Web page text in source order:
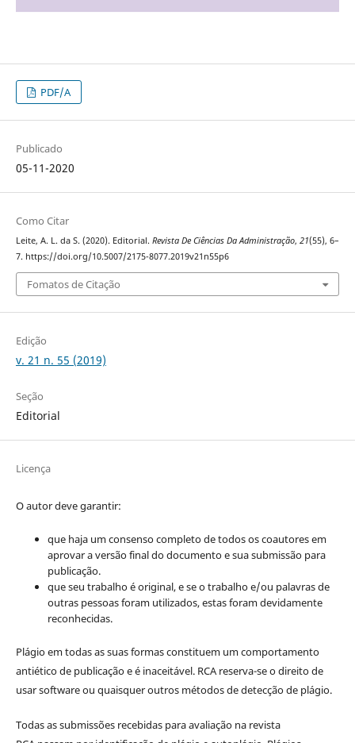
PDF/A
Publicado
05-11-2020
Como Citar
Leite, A. L. da S. (2020). Editorial. Revista De Ciências Da Administração, 21(55), 6–
7. https://doi.org/10.5007/2175-8077.2019v21n55p6
Fomatos de Citação
Edição
v. 21 n. 55 (2019)
Seção
Editorial
Licença
O autor deve garantir:
que haja um consenso completo de todos os coautores em
aprovar a versão final do documento e sua submissão para
publicação.
que seu trabalho é original, e se o trabalho e/ou palavras de
outras pessoas foram utilizados, estas foram devidamente
reconhecidas.
Plágio em todas as suas formas constituem um comportamento
antiético de publicação e é inaceitável. RCA reserva-se o direito de
usar software ou quaisquer outros métodos de detecção de plágio.
Todas as submissões recebidas para avaliação na revista